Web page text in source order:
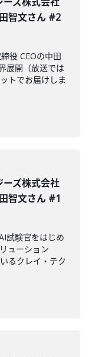
智文さん #2
役 CEOの中田
展開（放送では
トでお届けしま
ーズ株式会社
智文さん #1
試験官をはじめ
ューション
るクレイ・テク